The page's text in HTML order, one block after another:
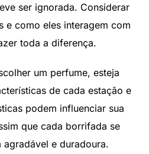
ser ignorada. Considerar
e como eles interagem com
toda a diferença.
um perfume, esteja
de cada estação e
podem influenciar sua
que cada borrifada se
e duradoura.